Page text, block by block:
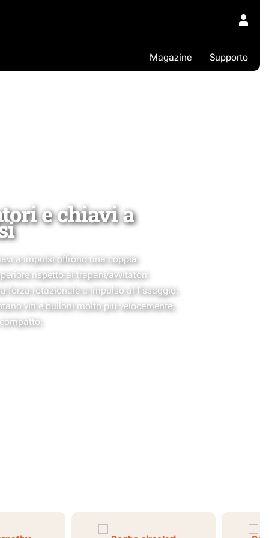
Supporto
Magazine
e chiavi a
a impulsi offrono una coppia
rispetto ai trapani/avvitatori
forza rotazionale a impulso al fissaggio.
viti e bulloni molto più velocemente,